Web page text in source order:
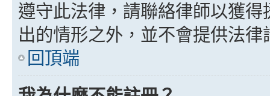
遵守此法律，請聯絡律師以獲
出的情形之外，並不會提供法
回頂端